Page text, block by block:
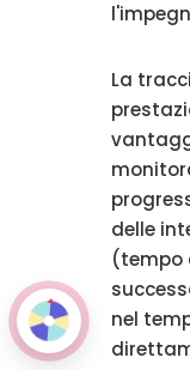
La
delle
(tempo
nel